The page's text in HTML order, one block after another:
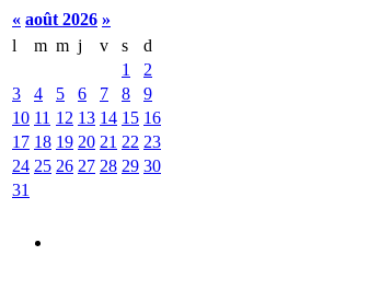
« août 2026 »
l
m m j v s
d
1
2
3
4 5 6 7 8
9
10 11 12 13 14 15 16
17 18 19 20 21 22 23
24 25 26 27 28 29 30
31